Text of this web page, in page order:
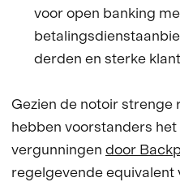
voor open banking
derden en sterke
Gezien de notoir strenge
hebben voorstanders
vergunningen door
regelgevende equivalent